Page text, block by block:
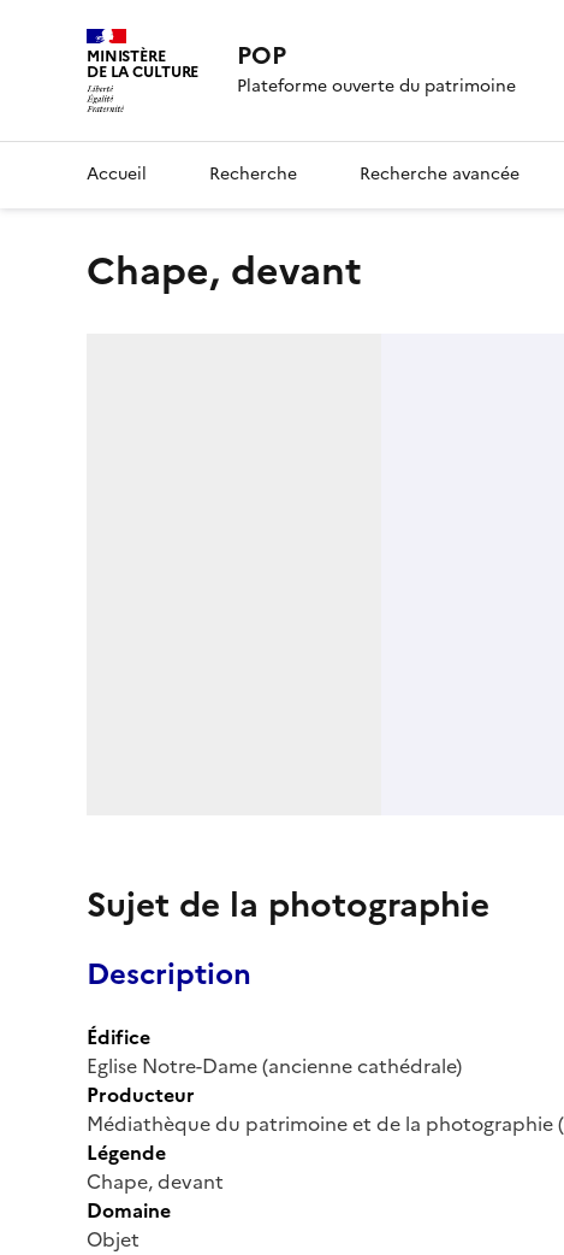
MINISTÈRE
DE LA CULTURE POP
Plateforme ouverte du patrimoine
Accueil Recherche Recherche avancée
Chape, devant
Sujet de la photographie
Description
Édifice
Eglise Notre-Dame (ancienne cathédrale)
Producteur
Médiathèque du patrimoine et de la photographie
Légende
Chape, devant
Domaine
Objet